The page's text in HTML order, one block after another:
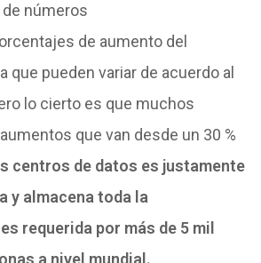
de números
de aumento de
que pueden variar de acuerdo al
lo cierto es que muchos
que van desde un 30 %
centros de datos es justamente
y almacena toda la
requerida por más de5 mil
a nivel mundial.